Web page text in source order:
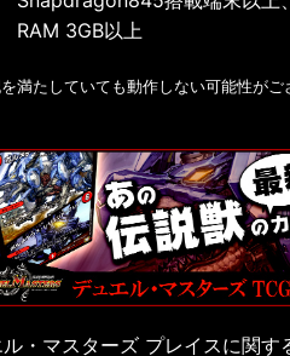
RAM 3GB以上
満たしていても動作しない可能性がご
・マスターズ プレイスに関す